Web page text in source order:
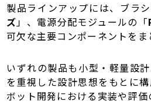
製品ラインアップには、ブラ
ズ」、電源分配モジュールの「
可欠な主要コンポーネントをま
いずれの製品も小型・軽量設
を重視した設計思想をもとに
ボット開発における実装や評